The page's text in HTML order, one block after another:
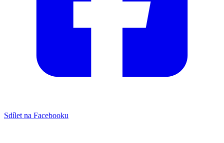
Sdílet na Facebooku